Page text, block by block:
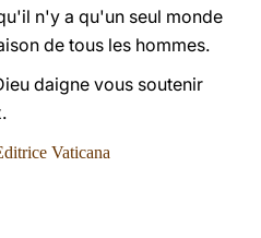
n'y a qu'un seul monde
de tous les hommes.
daigne vous soutenir
Vaticana